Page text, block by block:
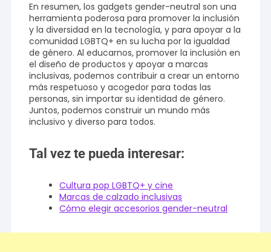
En resumen, los gadgets gender-neutral son una
herramienta poderosa para promover la inclusión
y la diversidad en la tecnología, y para apoyar a la
comunidad LGBTQ+ en su lucha por la igualdad
de género. Al educarnos, promover la inclusión en
el diseño de productos y apoyar a marcas
inclusivas, podemos contribuir a crear un entorno
más respetuoso y acogedor para todas las
personas, sin importar su identidad de género.
Juntos, podemos construir un mundo más
inclusivo y diverso para todos.
Tal vez te pueda interesar:
Cultura pop LGBTQ+ y cine
Marcas de calzado inclusivas
Cómo elegir accesorios gender-neutral